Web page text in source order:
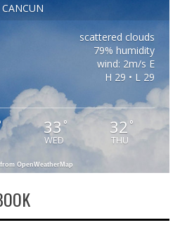
CANCUN
scattered clouds
79% humidity
wind: 2m/s E
H 29 • L 29
33 °
WED
32 °
THU
OpenWeatherMap